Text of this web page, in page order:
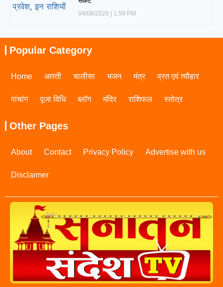
04/08/2026 1:59 PM
Popular Category
Home आरती चालीसा भजन मंत्र व्रत एवं त्यौहार
पांचांग पूजा विधि ब्लॉग मंदिर राशिफल स्तोत्र
Other Pages
About Contact Privacy Policy Advertise with us
Disclaimer